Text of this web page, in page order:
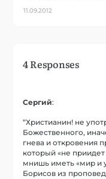
11.09.2012
4 Responses
Сергий:
“Христианин! не
Божественного,
гнева и откровения
который «не
мнишь иметь «мир и
Борисов из